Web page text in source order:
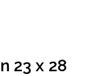
23 x 28